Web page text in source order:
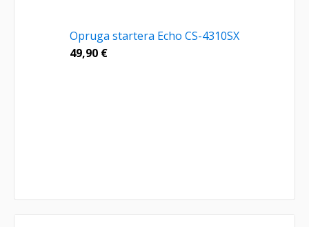
Opruga startera Echo CS-4310SX
49,90 €